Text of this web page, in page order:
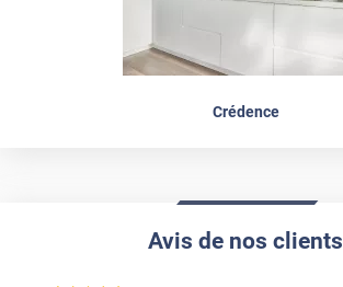
Crédence
Avis de nos clients